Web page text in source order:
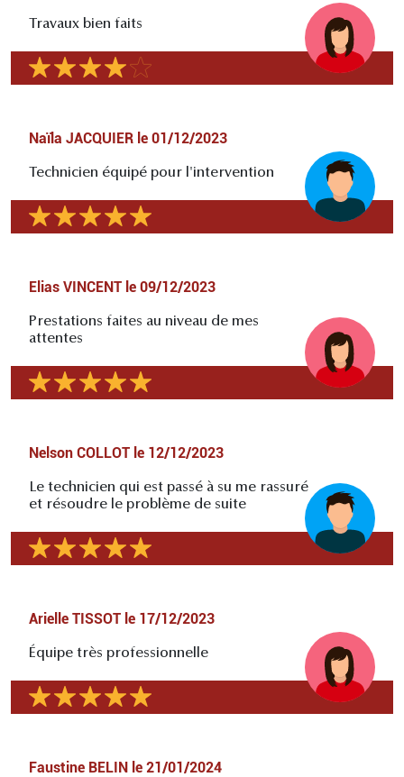
Travaux bien faits
Naïla JACQUIER le 01/12/2023
Technicien équipé pour l'intervention
Elias VINCENT le 09/12/2023
Prestations faites au niveau de mes
attentes
Nelson COLLOT le 12/12/2023
Le technicien qui est passé à su me rassuré
et résoudre le problème de suite
Arielle TISSOT le 17/12/2023
Équipe très professionnelle
Faustine BELIN le 21/01/2024